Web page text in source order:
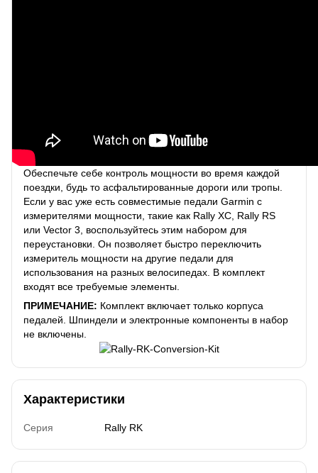
Обеспечьте себе контроль мощности во время каждой
поездки, будь то асфальтированные дороги или тропы.
Если у вас уже есть совместимые педали Garmin с
измерителями мощности, такие как Rally XC, Rally RS
или Vector 3, воспользуйтесь этим набором для
переустановки. Он позволяет быстро переключить
измеритель мощности на другие педали для
использования на разных велосипедах. В комплект
входят все требуемые элементы.
ПРИМЕЧАНИЕ: Комплект включает только корпуса
педалей. Шпиндели и электронные компоненты в набор
не включены.
Характеристики
Серия Rally RK